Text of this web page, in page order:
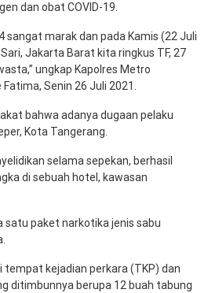
dan obat COVID-19.
sangat marak dan pada Kamis (22 Juli
Jakarta Barat kita ringkus TF, 27
ungkap Kapolres Metro
Senin 26 Juli 2021.
bahwa adanya dugaan pelaku
Kota Tangerang.
selama sepekan, berhasil
di sebuah hotel, kawasan
satu paket narkotika jenis sabu
tempat kejadian perkara (TKP) dan
ditimbunnya berupa 12 buah tabung